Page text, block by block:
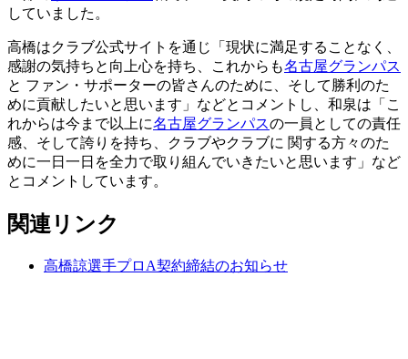
していました。
高橋はクラブ公式サイトを通じ「現状に満足することなく、
感謝の気持ちと向上心を持ち、これからも名古屋グランパス
と ファン・サポーターの皆さんのために、そして勝利のた
めに貢献したいと思います」などとコメントし、和泉は「こ
れからは今まで以上に名古屋グランパスの一員としての責任
感、そして誇りを持ち、クラブやクラブに 関する方々のた
めに一日一日を全力で取り組んでいきたいと思います」など
とコメントしています。
関連リンク
高橋諒選手プロA契約締結のお知らせ